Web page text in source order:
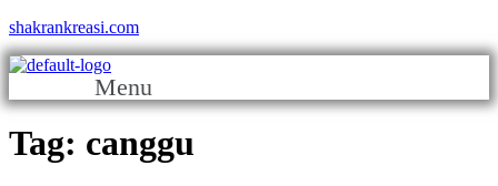
shakrankreasi.com
Menu
Tag: canggu